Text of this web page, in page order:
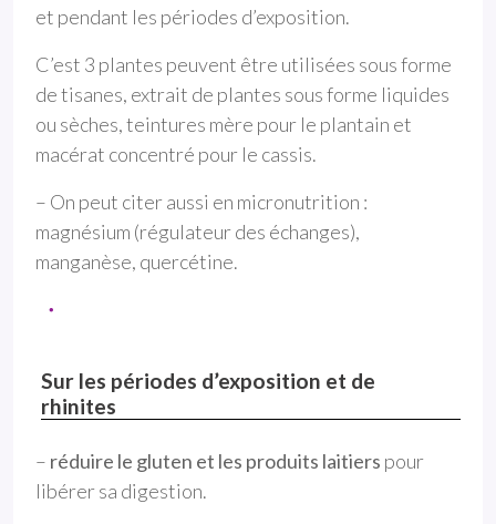
et pendant les périodes d’exposition.
C’est 3 plantes peuvent être utilisées sous forme
de tisanes, extrait de plantes sous forme liquides
ou sèches, teintures mère pour le plantain et
macérat concentré pour le cassis.
– On peut citer aussi en micronutrition :
magnésium (régulateur des échanges),
manganèse, quercétine.
Sur les périodes d’exposition et de
rhinites
– réduire le gluten et les produits laitiers pour
libérer sa digestion.